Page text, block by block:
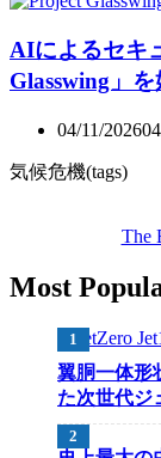
AIによるセキ
Glasswing」
04/11/2026
気候危機(tags)
The
Most
翼胴一体形
た次世代ジ